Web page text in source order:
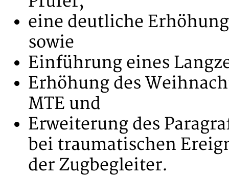
eine deutliche
sowie
Einführung eines
Erhöhung des
MTE und
Erweiterung des
bei traumatischen
der Zugbegleiter.